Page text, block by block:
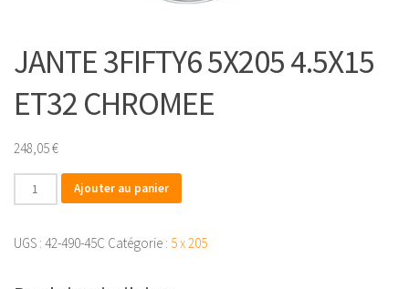
JANTE 3FIFTY6 5X205 4.5X15
ET32 CHROMEE
248,05€
quantité
de
3FIFTY6
Ajouter au panier
UGS : 42-490-45C Catégorie : 5 x 205